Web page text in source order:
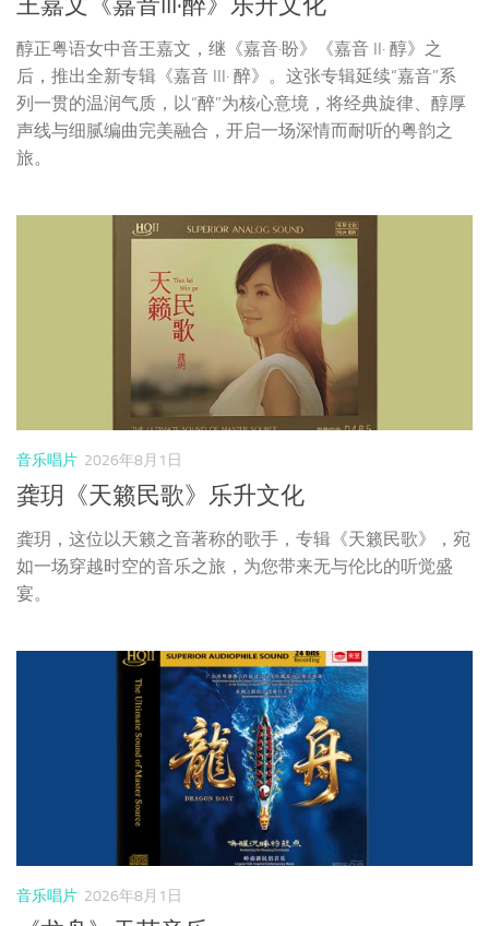
旅。
2026年8月1日
龚玥《天籁民歌》乐升文化
龚玥，这位以天籁之音著称的歌手，专辑《天籁民歌》，宛
如一场穿越时空的音乐之旅，为您带来无与伦比的听觉盛
宴。
2026年8月1日
《龙舟》天艺音乐
这张专辑承载着岭南水乡记忆与海内外华人的家国乡愁，镌
刻着国人拼搏奋进的精神底色，以创新民俗音乐形式，让千
年龙舟文化得以被听见、被珍藏、被持续传承。